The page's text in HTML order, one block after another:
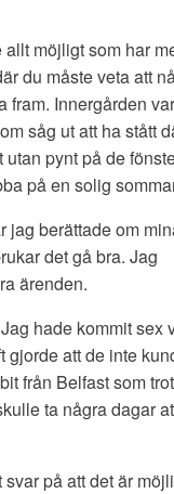
möjligt som har
du måste veta att
fram. Innergården
såg ut att ha stått
pynt på de
på en solig
jag berättade om
det gå bra. Jag
ärenden.
hade kommit sex
gjorde att de inte
från Belfast som
ta några dagar
på att det är